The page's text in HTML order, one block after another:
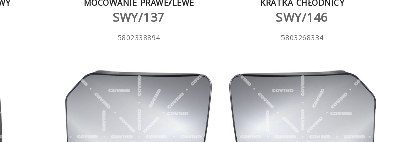
MOCOWANIE PRAWE/LEWE
SWY/137
5802338894
KRATKA CHŁODNICY
SWY/146
5803268334